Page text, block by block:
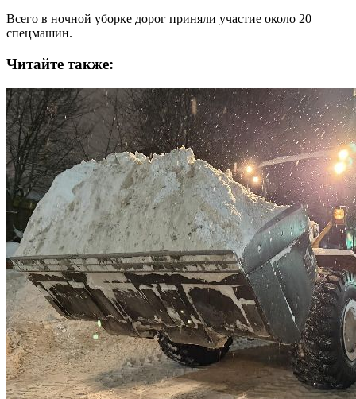
Всего в ночной уборке дорог приняли участие около 20
спецмашин.
Читайте также: